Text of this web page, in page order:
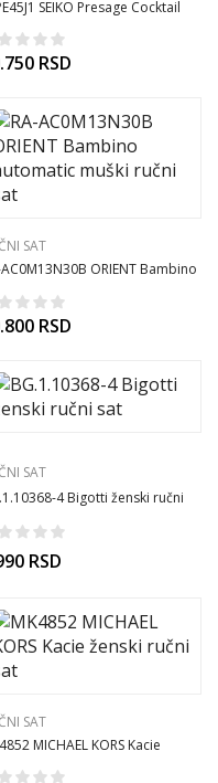
SEIKO Presage Cocktail
Mojito muški ručni sat
RSD
SAT
AC0M13N30B ORIENT Bambino
RSD
SAT
4 Bigotti ženski ručni
RSD
SAT
MICHAEL KORS Kacie
ručni sat